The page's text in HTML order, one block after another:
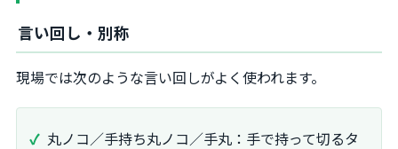
言い回し・別称
現場では次のような言い回しがよく使われます。
丸ノコ／手持ち丸ノコ／手丸：手で持って切るタ